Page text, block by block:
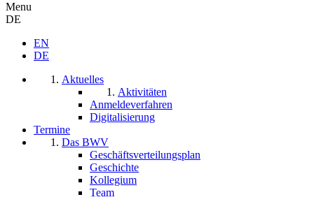
Menu
DE
EN
DE
Aktuelles
Aktivitäten
Anmeldeverfahren
Digitalisierung
Termine
Das BWV
Geschäftsverteilungsplan
Geschichte
Kollegium
Team